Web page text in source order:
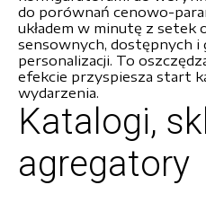
do porównań cenowo-
układem w minutę z setek
sensownych, dostępnych i
personalizacji. To
efekcie przyspiesza start
wydarzenia.
Katalogi,
agregatory